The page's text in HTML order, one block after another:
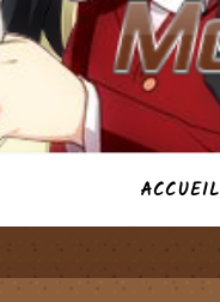
ACCUEIL